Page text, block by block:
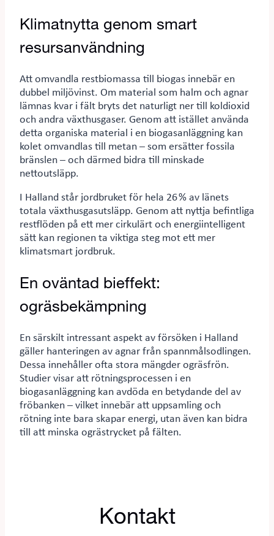
Klimatnytta genom smart
resursanvändning
Att omvandla restbiomassa till biogas innebär en
dubbel miljövinst. Om material som halm och agnar
lämnas kvar i fält bryts det naturligt ner till koldioxid
och andra växthusgaser. Genom att istället använda
detta organiska material i en biogasanläggning kan
kolet omvandlas till metan – som ersätter fossila
bränslen – och därmed bidra till minskade
nettoutsläpp.
I Halland står jordbruket för hela 26 % av länets
totala växthusgasutsläpp. Genom att nyttja befintliga
restflöden på ett mer cirkulärt och energiintelligent
sätt kan regionen ta viktiga steg mot ett mer
klimatsmart jordbruk.
En oväntad bieffekt:
ogräsbekämpning
En särskilt intressant aspekt av försöken i Halland
gäller hanteringen av agnar från spannmålsodlingen.
Dessa innehåller ofta stora mängder ogräsfrön.
Studier visar att rötningsprocessen i en
biogasanläggning kan avdöda en betydande del av
fröbanken – vilket innebär att uppsamling och
rötning inte bara skapar energi, utan även kan bidra
till att minska ogrästrycket på fälten.
Kontakt